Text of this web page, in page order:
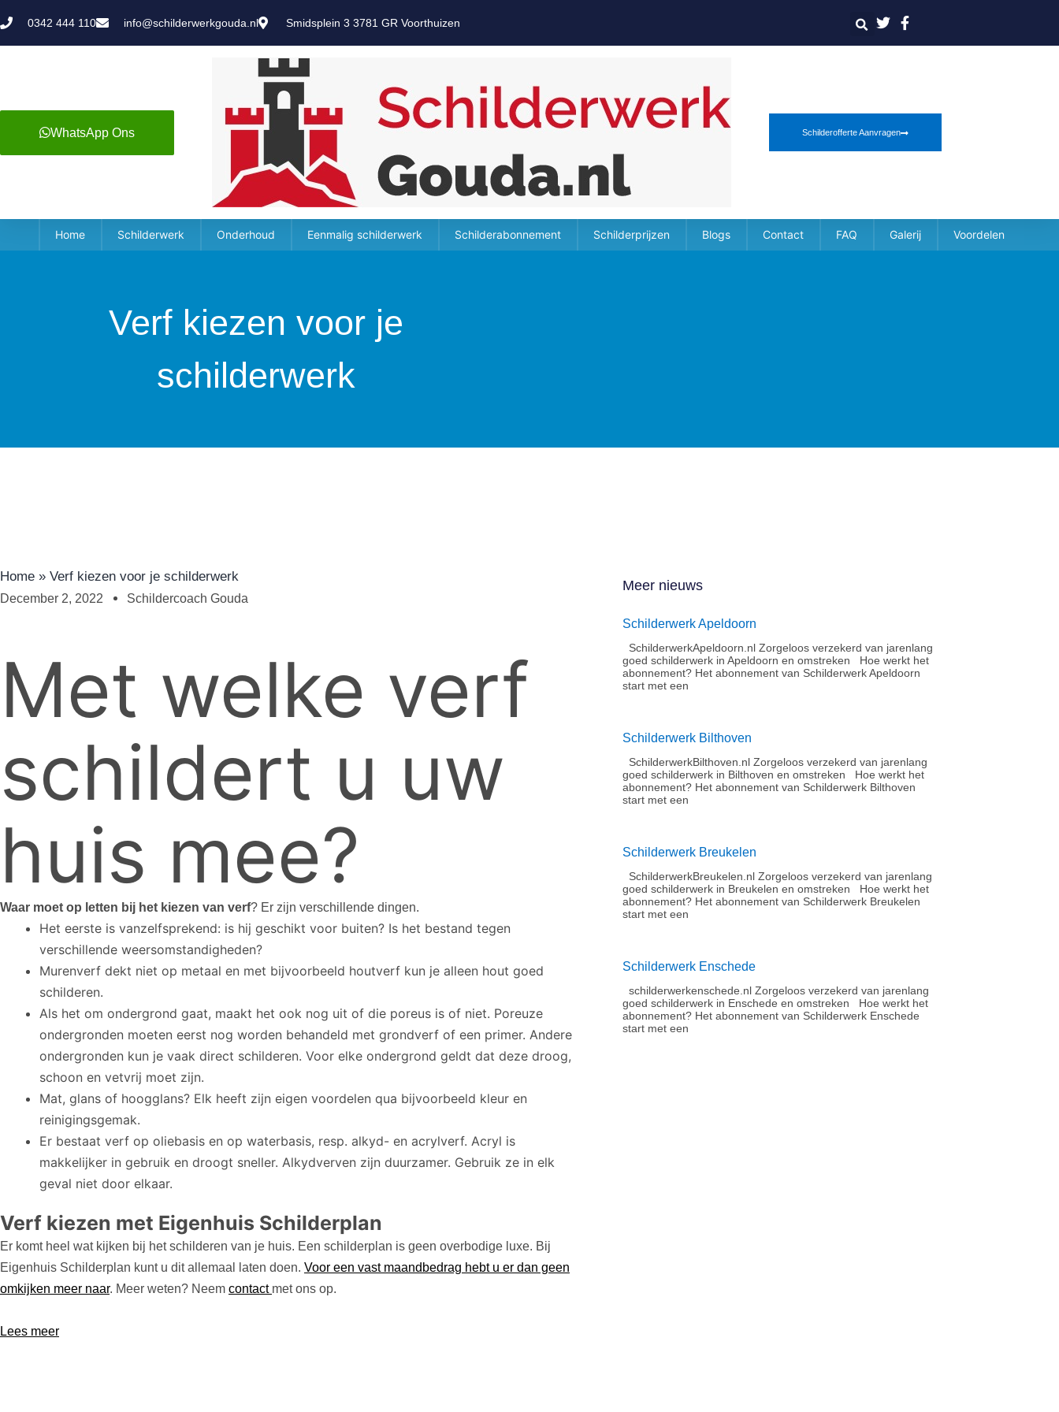
0342 444 110 info@schilderwerkgouda.nl Smidsplein 3 3781 GR Voorthuizen
WhatsApp Ons Schilderofferte Aanvragen
Home Schilderwerk Onderhoud Eenmalig schilderwerk Schilderabonnement Schilderprijzen Blogs Contact FAQ Galerij Voordelen
Verf kiezen voor je
schilderwerk
Home » Verf kiezen voor je schilderwerk
December 2, 2022 Schildercoach Gouda
Met welke verf
schildert u uw
huis mee?
Waar moet op letten bij het kiezen van verf? Er zijn verschillende dingen.
Het eerste is vanzelfsprekend: is hij geschikt voor buiten? Is het bestand tegen
verschillende weersomstandigheden?
Murenverf dekt niet op metaal en met bijvoorbeeld houtverf kun je alleen hout goed
schilderen.
Als het om ondergrond gaat, maakt het ook nog uit of die poreus is of niet. Poreuze
ondergronden moeten eerst nog worden behandeld met grondverf of een primer. Andere
ondergronden kun je vaak direct schilderen. Voor elke ondergrond geldt dat deze droog,
schoon en vetvrij moet zijn.
Mat, glans of hoogglans? Elk heeft zijn eigen voordelen qua bijvoorbeeld kleur en
reinigingsgemak.
Er bestaat verf op oliebasis en op waterbasis, resp. alkyd- en acrylverf. Acryl is
makkelijker in gebruik en droogt sneller. Alkydverven zijn duurzamer. Gebruik ze in elk
geval niet door elkaar.
Verf kiezen met Eigenhuis Schilderplan
Er komt heel wat kijken bij het schilderen van je huis. Een schilderplan is geen overbodige luxe. Bij
Eigenhuis Schilderplan kunt u dit allemaal laten doen. Voor een vast maandbedrag hebt u er dan geen
omkijken meer naar. Meer weten? Neem contact met ons op.
Lees meer
Meer nieuws
Schilderwerk Apeldoorn
SchilderwerkApeldoorn.nl Zorgeloos verzekerd van jarenlang
goed schilderwerk in Apeldoorn en omstreken Hoe werkt het
abonnement?​ Het abonnement van Schilderwerk Apeldoorn
start met een
Schilderwerk Bilthoven
SchilderwerkBilthoven.nl Zorgeloos verzekerd van jarenlang
goed schilderwerk in Bilthoven en omstreken Hoe werkt het
abonnement?​ Het abonnement van Schilderwerk Bilthoven
start met een
Schilderwerk Breukelen
SchilderwerkBreukelen.nl Zorgeloos verzekerd van jarenlang
goed schilderwerk in Breukelen en omstreken Hoe werkt het
abonnement?​ Het abonnement van Schilderwerk Breukelen
start met een
Schilderwerk Enschede
schilderwerkenschede.nl Zorgeloos verzekerd van jarenlang
goed schilderwerk in Enschede en omstreken Hoe werkt het
abonnement?​ Het abonnement van Schilderwerk Enschede
start met een